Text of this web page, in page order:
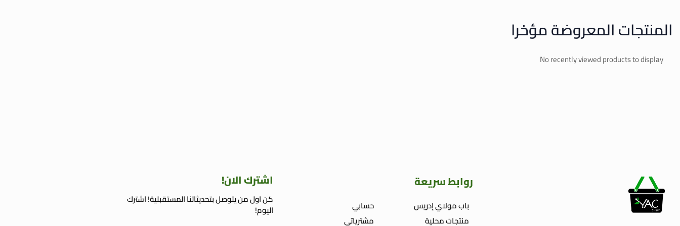
المنتجات المعروضة مؤخرا
No recently viewed products to display
روابط سريعة
باب مولاي إدريس
منتجات محلية
حسابي
مشترياتي
اشترك الان!
كن اول من يتوصل بتحديثاتنا المستقبلية! اشترك
اليوم!